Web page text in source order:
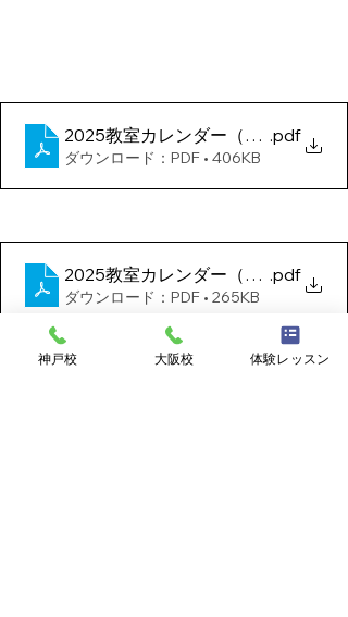
2025教室カレンダー（神戸校）
.pdf
ダウンロード：PDF • 406KB
2025教室カレンダー（大阪校）
.pdf
ダウンロード：PDF • 265KB
神戸校 大阪校 体験レッスン